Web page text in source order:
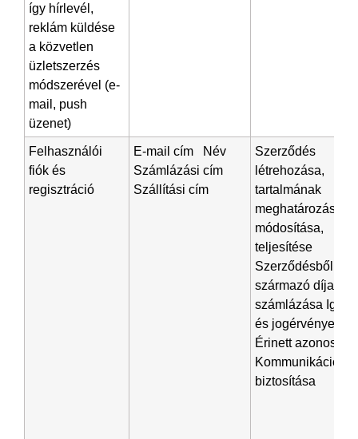
így hírlevél,
reklám küldése
a közvetlen
üzletszerzés
módszerével (e-
mail, push
üzenet)
Felhasználói
fiók és
regisztráció
E-mail cím Név
Számlázási cím
Szállítási cím
Szerződés
létrehozása,
tartalmának
meghatározása,
módosítása,
teljesítése
Szerződésből
származó díjak
számlázása
és
Érinett
Kommunikáció
biztosítása